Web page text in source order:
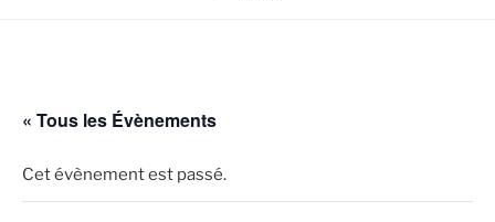
« Tous les Évènements
Cet évènement est passé.